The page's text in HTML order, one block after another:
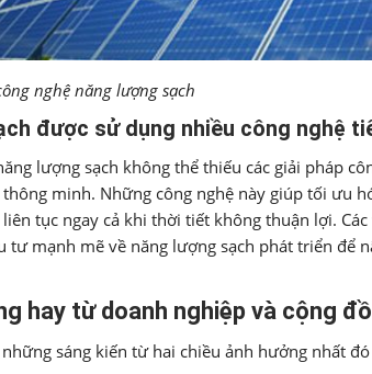
nghệ năng lượng sạch
được sử dụng nhiều công nghệ
lượng sạch không thể thiếu các giải pháp
minh. Những công nghệ này giúp tối ưu
tục ngay cả khi thời tiết không thuận lợi.
tư mạnh mẽ về năng lượng sạch phát triển để
hay từ doanh nghiệp và cộng
sáng kiến từ hai chiều ảnh hưởng nhất